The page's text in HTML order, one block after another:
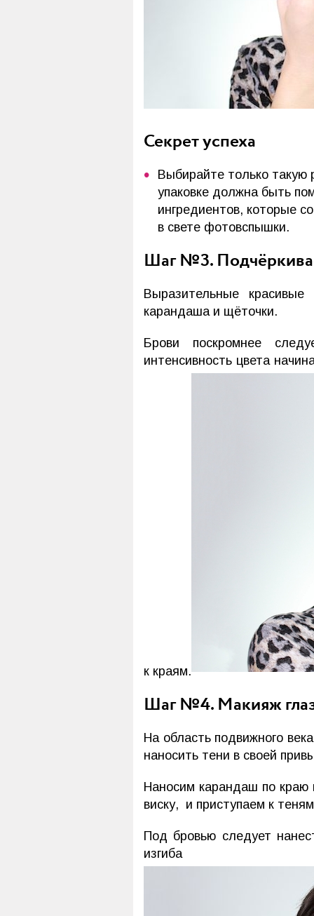
Секрет успеха
Выбирайте только такую
упаковке должна быть
ингредиентов, которые
в свете фотовспышки.
Шаг №3.
Выразительные
карандаша и щёточки.
Брови поскромнее
интенсивность цвета
к краям.
Шаг №4. Макияж
На область подвижного
наносить тени в своей
Наносим карандаш по краю
виску, и приступаем к
Под бровью следует